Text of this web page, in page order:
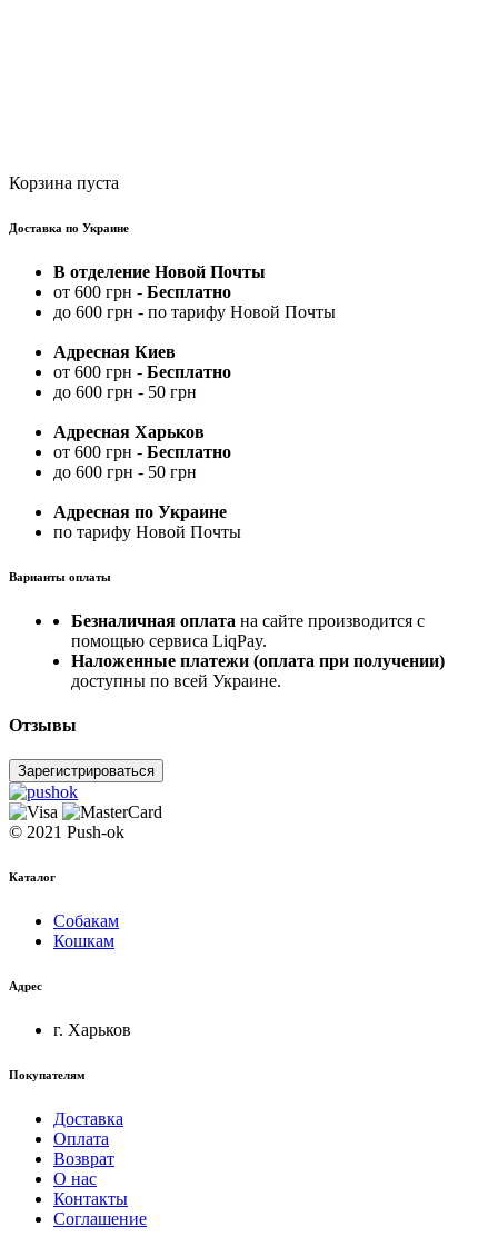
Корзина пуста
Доставка по Украине
В отделение Новой Почты
от 600 грн - Бесплатно
до 600 грн - по тарифу Новой Почты
Адресная Киев
от 600 грн - Бесплатно
до 600 грн - 50 грн
Адресная Харьков
от 600 грн - Бесплатно
до 600 грн - 50 грн
Адресная по Украине
по тарифу Новой Почты
Варианты оплаты
Безналичная оплата на сайте производится с
помощью сервиса LiqPay.
Наложенные платежи (оплата при получении)
доступны по всей Украине.
Отзывы
Зарегистрироваться
© 2021 Push-ok
Каталог
Собакам
Кошкам
Адрес
г. Харьков
Покупателям
Доставка
Оплата
Возврат
О нас
Контакты
Соглашение